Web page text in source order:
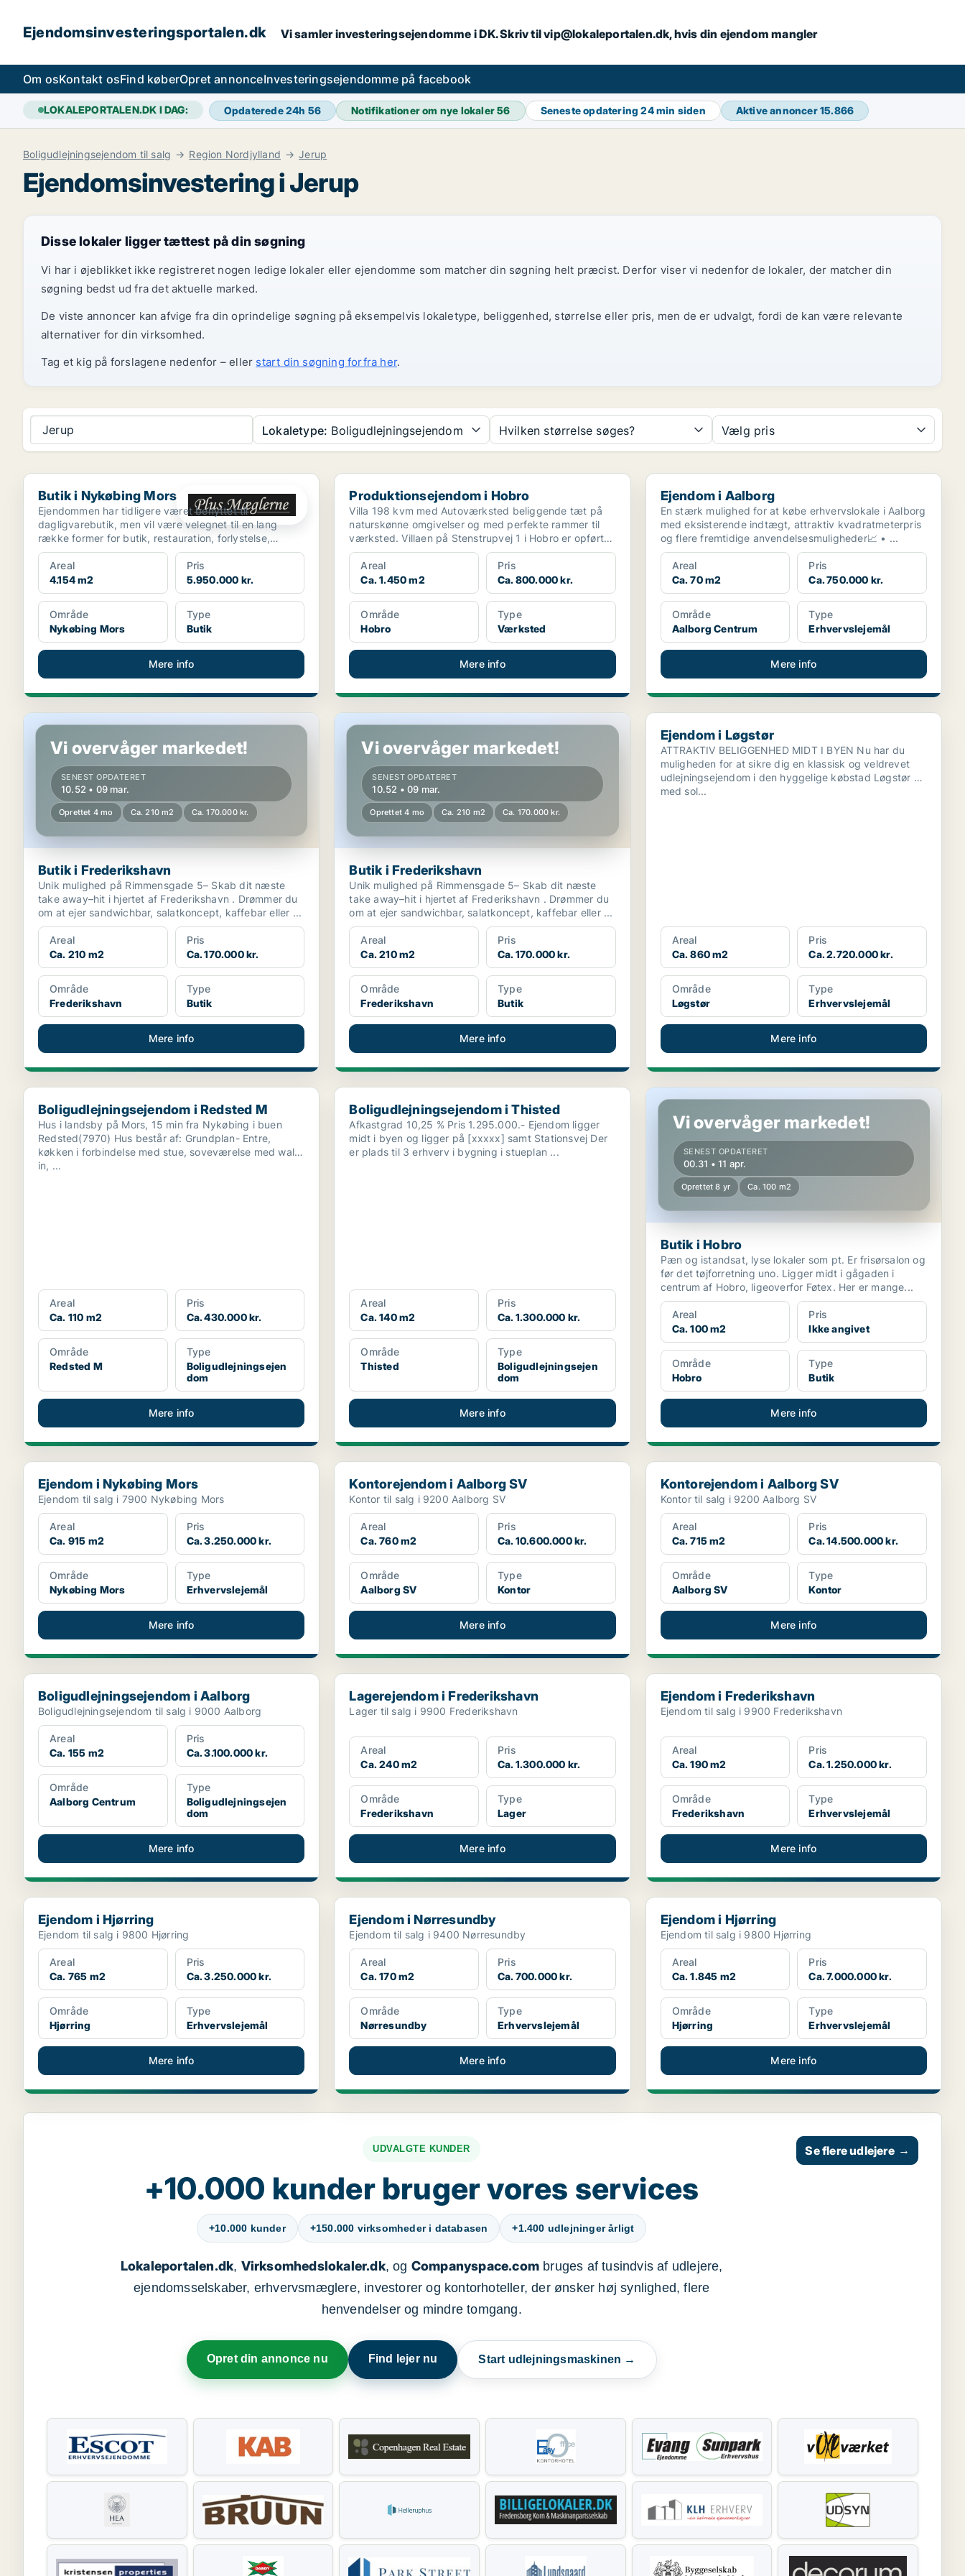
Ejendomsinvesteringsportalen.dk Vi samler investeringsejendomme i DK. Skriv til vip@lokaleportalen.dk, hvis din ejendom mangler
Om osKontakt osFind køberOpret annonceInvesteringsejendomme på facebook
LOKALEPORTALEN.DK I DAG: Opdaterede 24h 56 Notifikationer om nye lokaler56 Seneste opdatering24 min siden Aktive annoncer15.866
Boligudlejningsejendom til salg Region Nordjylland Jerup
Ejendomsinvestering i Jerup
Disse lokaler ligger tættest på din søgning
Vi har i øjeblikket ikke registreret nogen ledige lokaler eller ejendomme som matcher din søgning helt præcist. Derfor viser vi nedenfor de lokaler, der matcher din
søgning bedst ud fra det aktuelle marked.
De viste annoncer kan afvige fra din oprindelige søgning på eksempelvis lokaletype, beliggenhed, størrelse eller pris, men de er udvalgt, fordi de kan være relevante
alternativer for din virksomhed.
Tag et kig på forslagene nedenfor – eller start din søgning forfra her.
Jerup Lokaletype: Boligudlejningsejendom Hvilken størrelse søges? Vælg pris
Butik i Nykøbing Mors
Butik i Nykøbing Mors
Ejendommen har tidligere været benyttet til
dagligvarebutik, men vil være velegnet til en lang
række former for butik, restauration, forlystelse,
fitness m.m...
Areal
4.154 m2
Pris
5.950.000 kr.
Område
Nykøbing Mors
Type
Butik
Mere info
Produktionsejendom i Hobro
Produktionsejendom i Hobro
Villa 198 kvm med Autoværksted beliggende tæt på
naturskønne omgivelser og med perfekte rammer til
værksted. Villaen på Stenstrupvej 1 i Hobro er opført
...
Areal
Ca. 1.450 m2
Pris
Ca. 800.000 kr.
Område
Hobro
Type
Værksted
Mere info
Ejendom i Aalborg
Ejendom i Aalborg
En stærk mulighed for at købe erhvervslokale i Aalborg
med eksisterende indtægt, attraktiv kvadratmeterpris
og flere fremtidige anvendelsesmuligheder📈 • ...
Areal
Ca. 70 m2
Pris
Ca. 750.000 kr.
Område
Aalborg Centrum
Type
Erhvervslejemål
Mere info
Butik i Frederikshavn
Vi overvåger markedet!
SENEST OPDATERET
10.52 • 09 mar.
Oprettet 4 mo Ca. 210 m2 Ca. 170.000 kr.
Butik i Frederikshavn
Unik mulighed på Rimmensgade 5– Skab dit næste
take away–hit i hjertet af Frederikshavn . Drømmer du
om at ejer sandwichbar, salatkoncept, kaffebar eller ...
Areal
Ca. 210 m2
Pris
Ca. 170.000 kr.
Område
Frederikshavn
Type
Butik
Mere info
Butik i Frederikshavn
Vi overvåger markedet!
SENEST OPDATERET
10.52 • 09 mar.
Oprettet 4 mo Ca. 210 m2 Ca. 170.000 kr.
Butik i Frederikshavn
Unik mulighed på Rimmensgade 5– Skab dit næste
take away–hit i hjertet af Frederikshavn . Drømmer du
om at ejer sandwichbar, salatkoncept, kaffebar eller ...
Areal
Ca. 210 m2
Pris
Ca. 170.000 kr.
Område
Frederikshavn
Type
Butik
Mere info
Ejendom i Løgstør
Ejendom i Løgstør
ATTRAKTIV BELIGGENHED MIDT I BYEN Nu har du
muligheden for at sikre dig en klassisk og veldrevet
udlejningsejendom i den hyggelige købstad Løgstør –
med sol...
Areal
Ca. 860 m2
Pris
Ca. 2.720.000 kr.
Område
Løgstør
Type
Erhvervslejemål
Mere info
Boligudlejningsejendom i Redsted M
Boligudlejningsejendom i Redsted M
Hus i landsby på Mors, 15 min fra Nykøbing i buen
Redsted(7970) Hus består af: Grundplan- Entre,
køkken i forbindelse med stue, soveværelse med walk-
in, ...
Areal
Ca. 110 m2
Pris
Ca. 430.000 kr.
Område
Redsted M
Type
Boligudlejningsejen
dom
Mere info
Boligudlejningsejendom i Thisted
Boligudlejningsejendom i Thisted
Afkastgrad 10,25 % Pris 1.295.000.- Ejendom ligger
midt i byen og ligger på [xxxxx] samt Stationsvej Der
er plads til 3 erhverv i bygning i stueplan ...
Areal
Ca. 140 m2
Pris
Ca. 1.300.000 kr.
Område
Thisted
Type
Boligudlejningsejen
dom
Mere info
Butik i Hobro
Vi overvåger markedet!
SENEST OPDATERET
00.31 • 11 apr.
Oprettet 8 yr Ca. 100 m2
Butik i Hobro
Pæn og istandsat, lyse lokaler som pt. Er frisørsalon og
før det tøjforretning uno. Ligger midt i gågaden i
centrum af Hobro, ligeoverfor Føtex. Her er mange...
Areal
Ca. 100 m2
Pris
Ikke angivet
Område
Hobro
Type
Butik
Mere info
Ejendom i Nykøbing Mors
Ejendom i Nykøbing Mors
Ejendom til salg i 7900 Nykøbing Mors
Areal
Ca. 915 m2
Pris
Ca. 3.250.000 kr.
Område
Nykøbing Mors
Type
Erhvervslejemål
Mere info
Kontorejendom i Aalborg SV
Kontorejendom i Aalborg SV
Kontor til salg i 9200 Aalborg SV
Areal
Ca. 760 m2
Pris
Ca. 10.600.000 kr.
Område
Aalborg SV
Type
Kontor
Mere info
Kontorejendom i Aalborg SV
Kontorejendom i Aalborg SV
Kontor til salg i 9200 Aalborg SV
Areal
Ca. 715 m2
Pris
Ca. 14.500.000 kr.
Område
Aalborg SV
Type
Kontor
Mere info
Boligudlejningsejendom i Aalborg
Boligudlejningsejendom i Aalborg
Boligudlejningsejendom til salg i 9000 Aalborg
Areal
Ca. 155 m2
Pris
Ca. 3.100.000 kr.
Område
Aalborg Centrum
Type
Boligudlejningsejen
dom
Mere info
Lagerejendom i Frederikshavn
Lagerejendom i Frederikshavn
Lager til salg i 9900 Frederikshavn
Areal
Ca. 240 m2
Pris
Ca. 1.300.000 kr.
Område
Frederikshavn
Type
Lager
Mere info
Ejendom i Frederikshavn
Ejendom i Frederikshavn
Ejendom til salg i 9900 Frederikshavn
Areal
Ca. 190 m2
Pris
Ca. 1.250.000 kr.
Område
Frederikshavn
Type
Erhvervslejemål
Mere info
Ejendom i Hjørring
Ejendom i Hjørring
Ejendom til salg i 9800 Hjørring
Areal
Ca. 765 m2
Pris
Ca. 3.250.000 kr.
Område
Hjørring
Type
Erhvervslejemål
Mere info
Ejendom i Nørresundby
Ejendom i Nørresundby
Ejendom til salg i 9400 Nørresundby
Areal
Ca. 170 m2
Pris
Ca. 700.000 kr.
Område
Nørresundby
Type
Erhvervslejemål
Mere info
Ejendom i Hjørring
Ejendom i Hjørring
Ejendom til salg i 9800 Hjørring
Areal
Ca. 1.845 m2
Pris
Ca. 7.000.000 kr.
Område
Hjørring
Type
Erhvervslejemål
Mere info
UDVALGTE KUNDER
+10.000 kunder bruger vores services
+10.000 kunder +150.000 virksomheder i databasen +1.400 udlejninger årligt
Lokaleportalen.dk, Virksomhedslokaler.dk, og Companyspace.combruges af tusindvis af udlejere,
ejendomsselskaber, erhvervsmæglere, investorer og kontorhoteller, der ønsker høj synlighed, flere
henvendelser og mindre tomgang.
Opret din annonce nu Find lejer nu Start udlejningsmaskinen →
Se flere udlejere →